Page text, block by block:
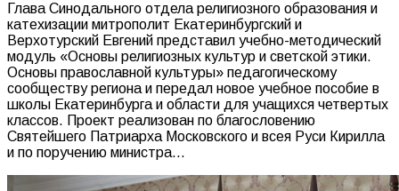
Глава Синодального отдела религиозного образования и
катехизации митрополит Екатеринбургский и
Верхотурский Евгений представил учебно-методический
модуль «Основы религиозных культур и светской этики.
Основы православной культуры» педагогическому
сообществу региона и передал новое учебное пособие в
школы Екатеринбурга и области для учащихся четвертых
классов. Проект реализован по благословению
Святейшего Патриарха Московского и всея Руси Кирилла
и по поручению министра…